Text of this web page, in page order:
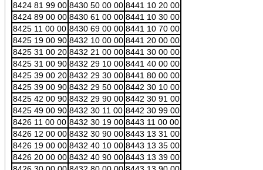
8424 81 99 00 8430 50 00 00 8441 10 20 00
8424 89 00 00 8430 61 00 00 8441 10 30 00
8425 11 00 00 8430 69 00 00 8441 10 70 00
8425 19 00 90 8432 10 00 00 8441 20 00 00
8425 31 00 20 8432 21 00 00 8441 30 00 00
8425 31 00 90 8432 29 10 00 8441 40 00 00
8425 39 00 20 8432 29 30 00 8441 80 00 00
8425 39 00 90 8432 29 50 00 8442 30 10 00
8425 42 00 90 8432 29 90 00 8442 30 91 00
8425 49 00 90 8432 30 11 00 8442 30 99 00
8426 11 00 00 8432 30 19 00 8443 11 00 00
8426 12 00 00 8432 30 90 00 8443 13 31 00
8426 19 00 00 8432 40 10 00 8443 13 35 00
8426 20 00 00 8432 40 90 00 8443 13 39 00